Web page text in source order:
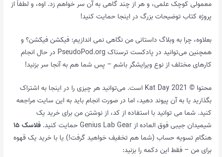
معمولی کوچک علمی، و هر از چند گاهی به آن سر خواهم زد. اوه، و لطفاً از
پروژه کتاب توضیحات بزرگ در اینجا حمایت کنید!
بعلاوه، چرا به وبلاگ داستانی من نگاهی نمی اندازیم: فیکشن فیکشن؟ و
همچنین می‌توانید در پادکست ترسناک PseudoPod.org در حال انجام
کارهای مختلف از نوع ویرایشگر باشم – پس شما هم به آنجا سر بزنید!
محتوا © Kat Day 2021 است. می‌توانید هر چیزی را در اینجا به اشتراک
بگذارید یا به آن پیوند دهید، اما در صورت انجام باید به این سایت مراجعه
کنید. شما می توانید با استفاده از کد، از نوشتن من برای خرید یک
شیمیدان جیبی فوق العاده از Genius Lab Gear حمایت کنید.
فلاسک ۱۵
هنگام تسویه حساب (شما هم تخفیف خواهید گرفت!) یا با خرید یک قهوه
برای من – فقط این دکمه را بزنید: